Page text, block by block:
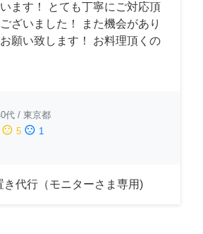
ます！ とても丁寧にご対応頂
ざいました！ また機会があり
願い致します！ お料理頂くの
代 / 東京都
sentiment_neutral 5 sentiment_dissatisfied 1
き代行（モニターさま専用)